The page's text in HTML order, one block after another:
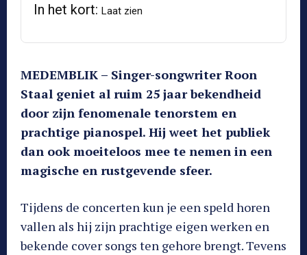
In het kort: Laat zien
MEDEMBLIK – Singer-songwriter Roon
Staal geniet al ruim 25 jaar bekendheid
door zijn fenomenale tenorstem en
prachtige pianospel. Hij weet het publiek
dan ook moeiteloos mee te nemen in een
magische en rustgevende sfeer.
Tijdens de concerten kun je een speld horen
vallen als hij zijn prachtige eigen werken en
bekende cover songs ten gehore brengt. Tevens